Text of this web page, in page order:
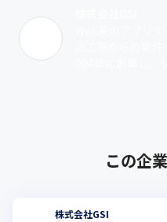
この企
株式会社GSI